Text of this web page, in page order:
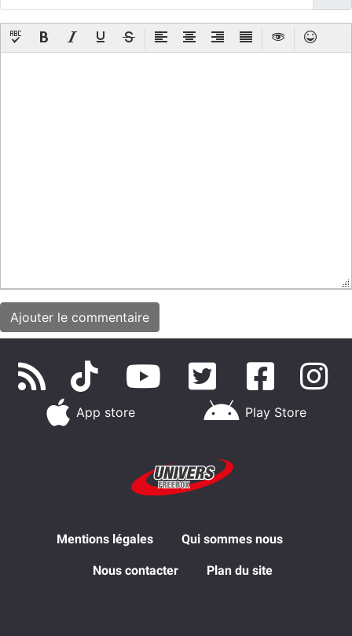
App store Play Store
Mentions légales Qui sommes nous
Nous contacter Plan du site